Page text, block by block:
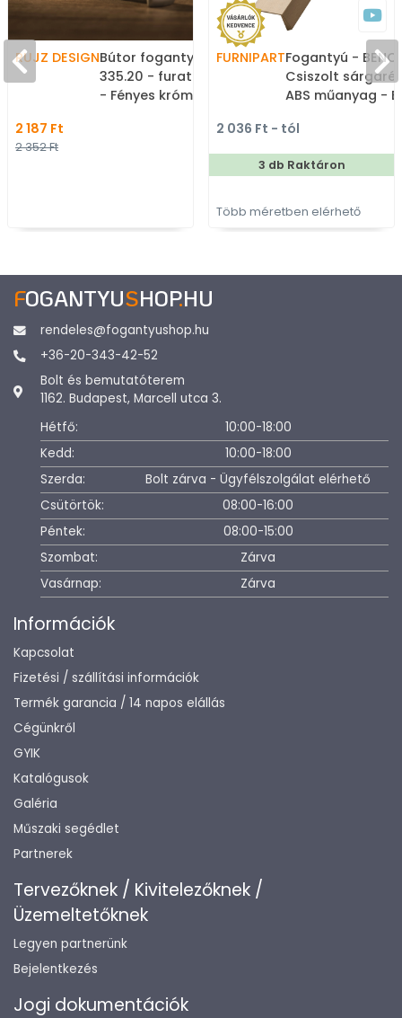
RUJZ DESIGNBútor fogantyú - 96
335.20 - furattáv 96 mm
- Fényes króm Cr -
méretben gyártott fém
2 187 Ft
2 352 Ft
FURNIPARTFogantyú -
Csiszolt
ABS műanyag -
fém fogantyú
2 036 Ft - tól
3 db Raktáron
Több méretben elérhető
FOGANTYUSHOP.HU
rendeles@fogantyushop.hu
+36-20-343-42-52
Bolt és bemutatóterem
1162. Budapest, Marcell utca 3.
Hétfő:
10:00-18:00
Kedd:
10:00-18:00
Szerda:
Bolt zárva - Ügyfélszolgálat elérhető
Csütörtök:
08:00-16:00
Péntek:
08:00-15:00
Szombat:
Zárva
Vasárnap:
Zárva
Információk
Kapcsolat
Fizetési / szállítási információk
Termék garancia / 14 napos elállás
Cégünkről
GYIK
Katalógusok
Galéria
Műszaki segédlet
Partnerek
Tervezőknek / Kivitelezőknek /
Üzemeltetőknek
Legyen partnerünk
Bejelentkezés
Jogi dokumentációk